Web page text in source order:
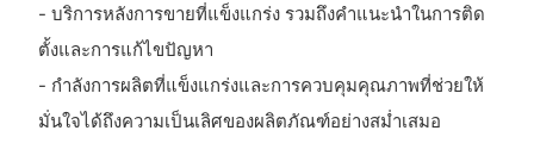
- บริการหลังการขายที่แข็งแกร่ง รวมถึงคำแนะนำในการติด
ตั้งและการแก้ไขปัญหา
- กำลังการผลิตที่แข็งแกร่งและการควบคุมคุณภาพที่ช่วยให้
มั่นใจได้ถึงความเป็นเลิศของผลิตภัณฑ์อย่างสม่ำเสมอ